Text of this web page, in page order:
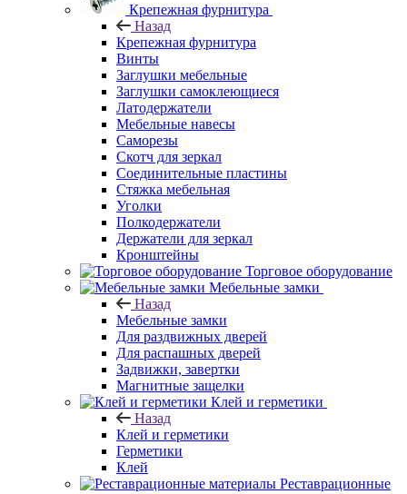
Крепежная фурнитура
Назад
Крепежная фурнитура
Винты
Заглушки мебельные
Заглушки самоклеющиеся
Латодержатели
Мебельные навесы
Саморезы
Скотч для зеркал
Соединительные пластины
Стяжка мебельная
Уголки
Полкодержатели
Держатели для зеркал
Кронштейны
Торговое оборудование
Мебельные замки
Назад
Мебельные замки
Для раздвижных дверей
Для распашных дверей
Задвижки, завертки
Магнитные защелки
Клей и герметики
Назад
Клей и герметики
Герметики
Клей
Реставрационные